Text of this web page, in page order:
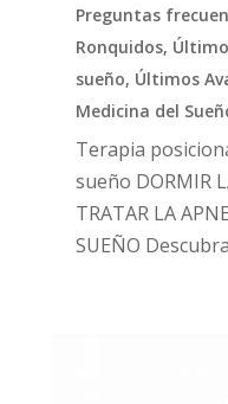
Preguntas
Ronquidos,
sueño, Últimos
Medicina del
Terapia
sueño DORMIR
TRATAR LA
SUEÑO